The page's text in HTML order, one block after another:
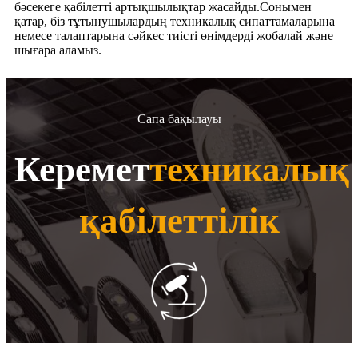
бәсекеге қабілетті артықшылықтар жасайды.Сонымен
қатар, біз тұтынушылардың техникалық сипаттамаларына
немесе талаптарына сәйкес тиісті өнімдерді жобалай және
шығара аламыз.
Сапа бақылауы
Кереметтехникалық
қабілеттілік